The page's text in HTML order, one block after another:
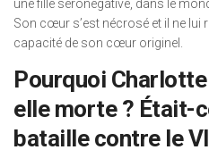
une fille séronégative, dans le
Son cœur s’est nécrosé et il ne lui
capacité de son cœur originel.
Pourquoi
elle morte ? Était-
bataille contre le